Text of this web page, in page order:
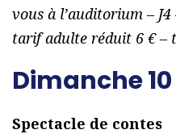
vous à l’auditorium –
tarif adulte réduit 6 € –
Dimanche
Spectacle de contes